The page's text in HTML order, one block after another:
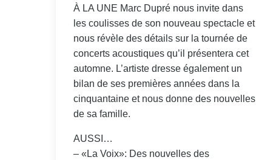
À LA UNE Marc Dupré nous invite dans
les coulisses de son nouveau spectacle et
nous révèle des détails sur la tournée de
concerts acoustiques qu’il présentera cet
automne. L’artiste dresse également un
bilan de ses premières années dans la
cinquantaine et nous donne des nouvelles
de sa famille.
AUSSI…
– «La Voix»: Des nouvelles des